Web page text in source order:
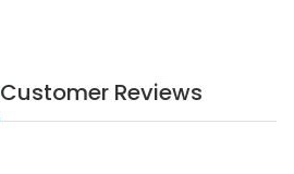
Customer Reviews